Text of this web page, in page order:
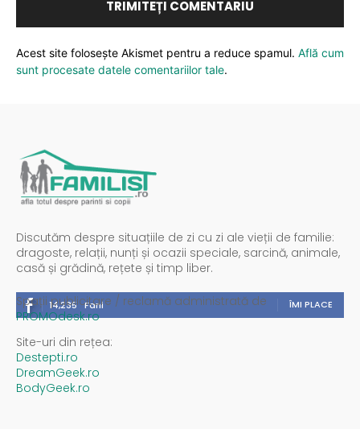
Acest site folosește Akismet pentru a reduce spamul. Află cum
sunt procesate datele comentariilor tale.
Discutăm despre situațiile de zi cu zi ale vieții de familie:
dragoste, relații, nunți și ocazii speciale, sarcină, animale,
casă și grădină, rețete și timp liber.
14,235 Fani ÎMI PLACE
Spații publicitare / reclamă administrată de
PROMOdesk.ro
Site-uri din rețea:
Destepti.ro
DreamGeek.ro
BodyGeek.ro